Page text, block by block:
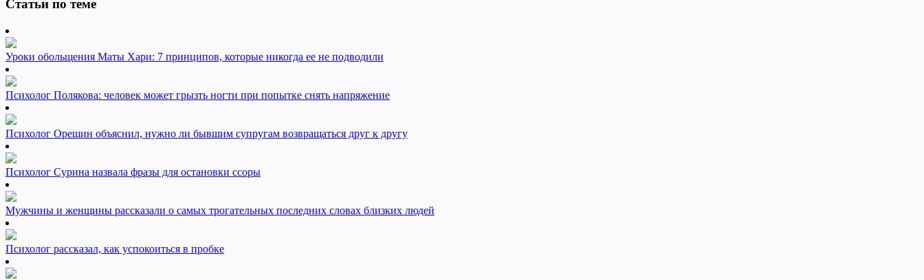
Статьи по теме
Уроки обольщения Маты Хари: 7 принципов, которые никогда ее не подводили
Психолог Полякова: человек может грызть ногти при попытке снять напряжение
Психолог Орешин объяснил, нужно ли бывшим супругам возвращаться друг к другу
Психолог Сурина назвала фразы для остановки ссоры
Мужчины и женщины рассказали о самых трогательных последних словах близких людей
Психолог рассказал, как успокоиться в пробке